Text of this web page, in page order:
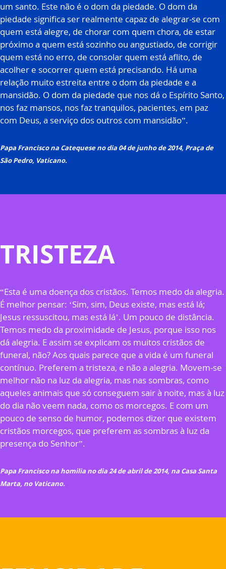
um santo. Este não é o dom da piedade. O dom da
piedade significa ser realmente capaz de alegrar-se com
quem está alegre, de chorar com quem chora, de estar
próximo a quem está sozinho ou angustiado, de corrigir
quem está no erro, de consolar quem está aflito, de
acolher e socorrer quem está precisando. Há uma
relação muito estreita entre o dom da piedade e a
mansidão. O dom da piedade que nos dá o Espírito Santo,
nos faz mansos, nos faz tranquilos, pacientes, em paz
com Deus, a serviço dos outros com mansidão”.
Papa Francisco na Catequese no dia 04 de junho de 2014, Praça de
São Pedro, Vaticano.
TRISTEZA
“Esta é uma doença dos cristãos. Temos medo da alegria.
É melhor pensar: ‘Sim, sim, Deus existe, mas está lá;
Jesus ressuscitou, mas está lá’. Um pouco de distância.
Temos medo da proximidade de Jesus, porque isso nos
dá alegria. E assim se explicam os muitos cristãos de
funeral, não? Aos quais parece que a vida é um funeral
contínuo. Preferem a tristeza, e não a alegria. Movem-se
melhor não na luz da alegria, mas nas sombras, como
aqueles animais que só conseguem sair à noite, mas à luz
do dia não veem nada, como os morcegos. E com um
pouco de senso de humor, podemos dizer que existem
cristãos morcegos, que preferem as sombras à luz da
presença do Senhor”.
Papa Francisco na homilia no dia 24 de abril de 2014, na Casa Santa
Marta, no Vaticano.